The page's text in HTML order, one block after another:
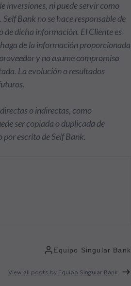
inversiones, ni puede servir como
Bank no se hace responsable de
de dicha información. El Cliente es
de la información proporcionada
y no asume compromiso
La evolución o resultados
o indirectas, como
ser copiada o duplicada de
escrito de Self Bank.
Equipo Singular Bank
View all posts by Equipo Singular Bank